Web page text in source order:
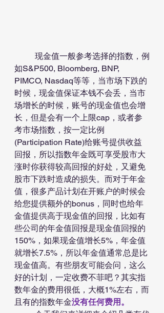
如S&P500, Bloomberg, BNP,
PIMCO, Nasdaq等等，当市场下跌的
时候，现金值保证本钱不会丢，当市
场增长的时候，账号的现金值也会增
长，但是会有一个上限cap，或者参
考市场指数，按一定比例
(Participation Rate)给账号提供收益
回报，所以指数年金既可享受股市大
涨时你获得较高回报的好处，又避免
股市下跌时造成的损失。而对于年金
值，很多产品计划在开账户的时候会
给您提供额外的bonus，同时也给年
金值提供高于现金值的回报，比如有
些公司的年金值回报是现金值回报的
150%，如果现金值增长5%，年金值
就增长7.5%，所以年金值通常总是比
现金值高。有些朋友可能会问，这么
好的计划，一定收费不菲吧？其实指
数年金的费用很低，大概1%左右，而
且有的指数年金没有任何费用。